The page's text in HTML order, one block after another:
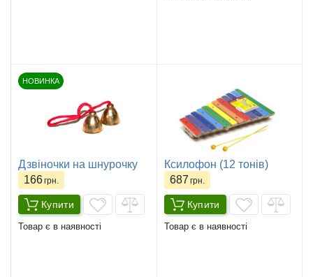
НОВИНКА
Дзвіночки на шнурочку
166грн.
Купити
Товар є в наявності
Ксилофон (12 тонів)
687 грн.
Купити
Товар є в наявності